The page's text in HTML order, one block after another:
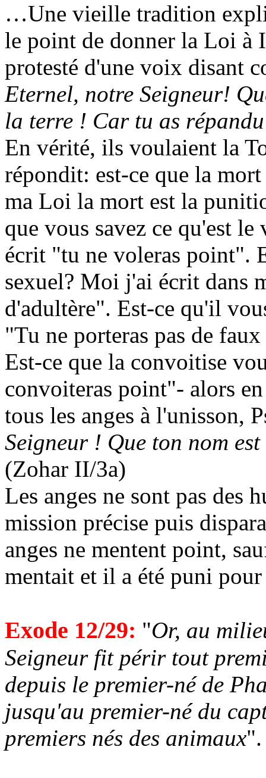
…Une vieille tradition
le point de donner la Loi à
protesté d'une voix disant
Eternel, notre Seigneur!
la terre ! Car tu as
En vérité, ils voulaient la
répondit: est-ce que la
ma Loi la mort est la
que vous savez ce qu'est
écrit "tu ne voleras point".
sexuel? Moi j'ai écrit dans
d'adultère". Est-ce qu'il
"Tu ne porteras pas de
Est-ce que la convoitise
convoiteras point"- alors
tous les anges à l'unisson,
Seigneur ! Que ton nom
(Zohar II/3a)
Les anges ne sont pas des
mission précise puis
anges ne mentent point,
mentait et il a été puni pour
Exode 12/29: "Or, au
Seigneur fit périr tout
depuis le premier-né de
jusqu'au premier-né du
premiers nés des animaux".